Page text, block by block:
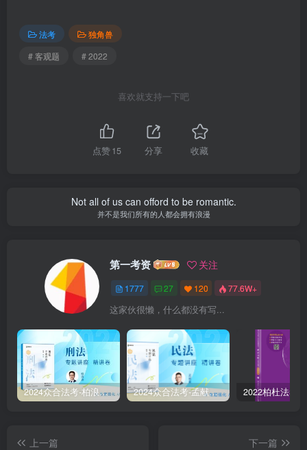
法考
独角兽
# 客观题
# 2022
喜欢就支持一下吧
点赞15 分享 收藏
Not all of us can offord to be romantic.
并不是我们所有的人都会拥有浪漫
第一考资 关注
1777 27 120 77.6W+
这家伙很懒，什么都没有写...
2024众合法考-柏浪涛刑法-精讲卷pdf电子版（附视频1-76全） 2024众合法考-孟献贵民法-精讲卷.pdf
上一篇
下一篇